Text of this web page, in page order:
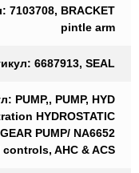
7103708, BRACKET
pintle arm
6687913, SEAL
PUMP,, PUMP, HYD
HYDROSTATIC
PUMP/ NA6652
controls, AHC & ACS